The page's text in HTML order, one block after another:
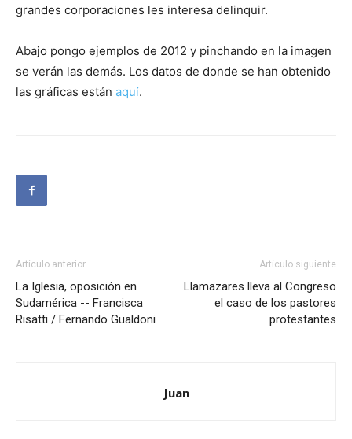
grandes corporaciones les interesa delinquir.
Abajo pongo ejemplos de 2012 y pinchando en la imagen
se verán las demás. Los datos de donde se han obtenido
las gráficas están aquí.
Artículo anterior
La Iglesia, oposición en
Sudamérica -- Francisca
Risatti / Fernando Gualdoni
Artículo siguiente
Llamazares lleva al Congreso
el caso de los pastores
protestantes
Juan